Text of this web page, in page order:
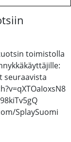
toimistolla
seuraavista
SplaySuomi